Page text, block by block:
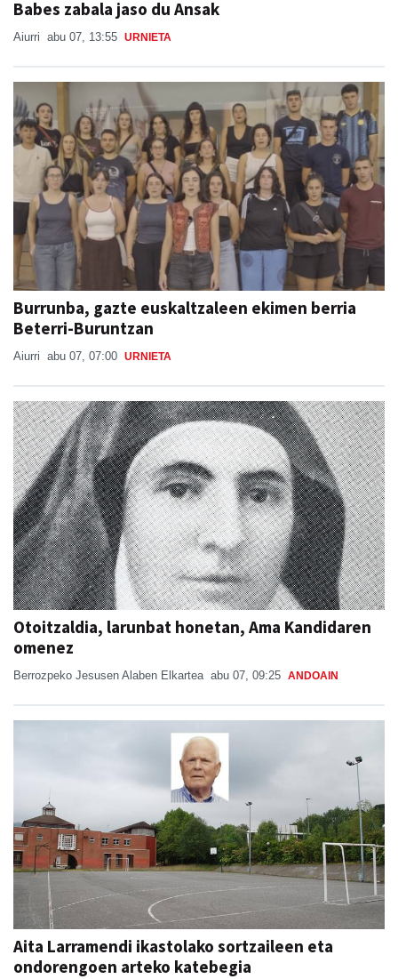
Babes zabala jaso du Ansak
Aiurri abu 07, 13:55 URNIETA
Burrunba, gazte euskaltzaleen ekimen berria
Beterri-Buruntzan
Aiurri abu 07, 07:00 URNIETA
Otoitzaldia, larunbat honetan, Ama Kandidaren
omenez
Berrozpeko Jesusen Alaben Elkartea abu 07, 09:25 ANDOAIN
Aita Larramendi ikastolako sortzaileen eta
ondorengoen arteko katebegia